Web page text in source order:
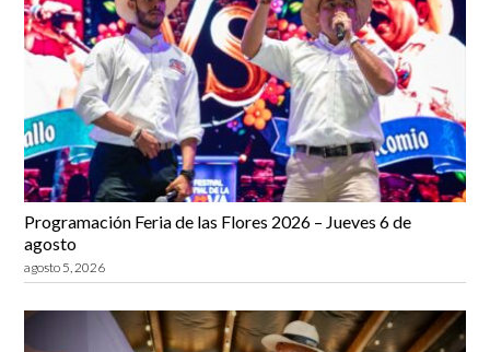
Programación Feria de las Flores 2026 – Jueves 6 de
agosto
agosto 5, 2026